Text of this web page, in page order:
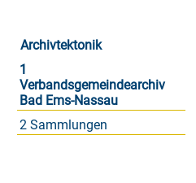
Archivtektonik
1
Verbandsgemeindearchiv
Bad Ems-Nassau
2 Sammlungen